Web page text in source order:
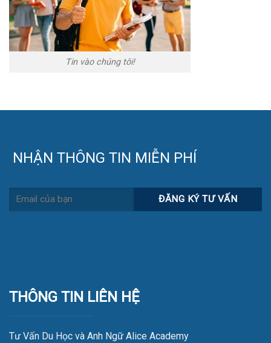
Tin vào chúng tôi!
NHẬN THÔNG TIN MIỄN PHÍ
THÔNG TIN LIÊN HỆ
Tư Vấn Du Học và Anh Ngữ Alice Academy